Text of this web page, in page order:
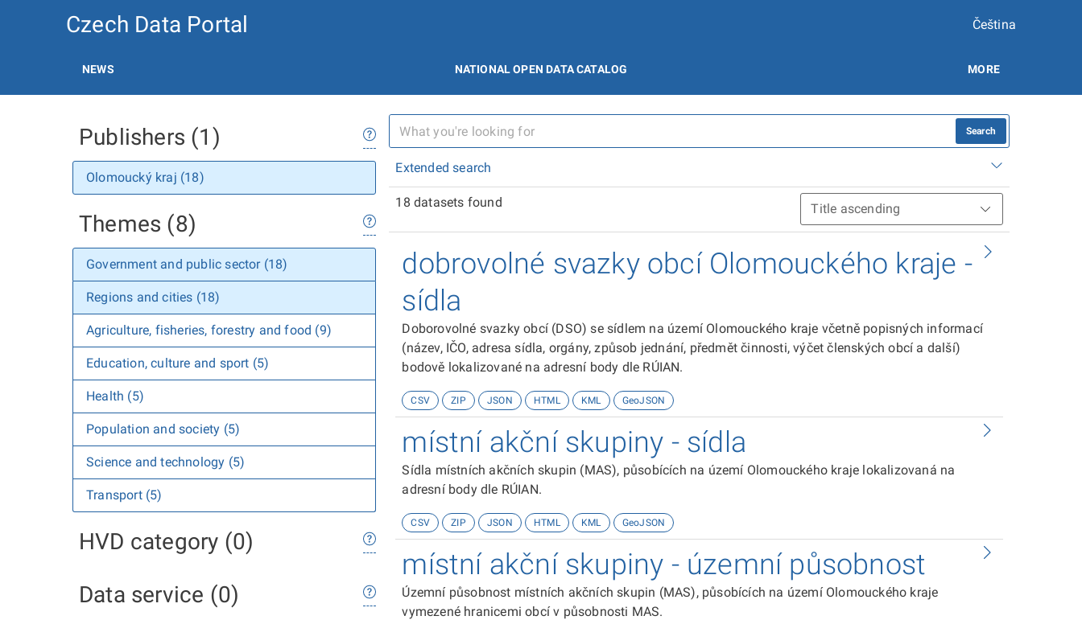
Czech Data Portal Čeština
NEWS NATIONAL OPEN DATA CATALOG MORE
Publishers (1)
Olomoucký kraj (18)
Themes (8)
Government and public sector (18)
Regions and cities (18)
Agriculture, fisheries, forestry and food (9)
Education, culture and sport (5)
Health (5)
Population and society (5)
Science and technology (5)
Transport (5)
HVD category (0)
Data service (0)
Search
Extended search
18 datasets found
dobrovolné svazky obcí Olomouckého kraje -
sídla
Doborovolné svazky obcí (DSO) se sídlem na území Olomouckého kraje včetně popisných informací
(název, IČO, adresa sídla, orgány, způsob jednání, předmět činnosti, výčet členských obcí a další)
bodově lokalizované na adresní body dle RÚIAN.
CSV ZIP JSON HTML KML GeoJSON
místní akční skupiny - sídla
Sídla místních akčních skupin (MAS), působících na území Olomouckého kraje lokalizovaná na
adresní body dle RÚIAN.
CSV ZIP JSON HTML KML GeoJSON
místní akční skupiny - územní působnost
Územní působnost místních akčních skupin (MAS), působících na území Olomouckého kraje
vymezené hranicemi obcí v působnosti MAS.